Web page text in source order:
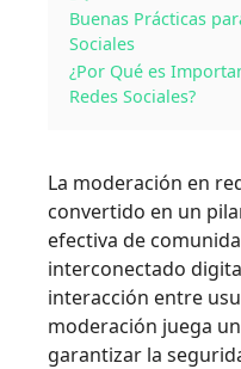
Buenas Prácticas
Sociales
¿Por Qué es
Redes Sociales?
La moderación en
convertido en un
efectiva de
interconectado
interacción entre
moderación juega
garantizar la